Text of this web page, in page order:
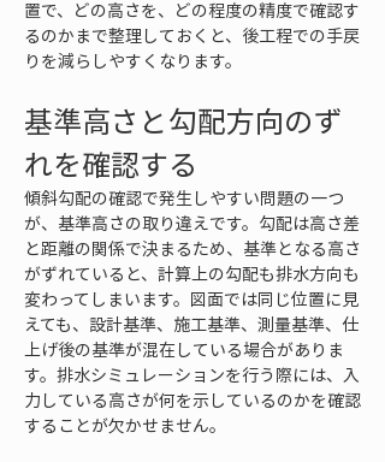
置で、どの高さを、どの程度の精度で確認す
るのかまで整理しておくと、後工程での手戻
りを減らしやすくなります。
基準高さと勾配方向のず
れを確認する
傾斜勾配の確認で発生しやすい問題の一つ
が、基準高さの取り違えです。勾配は高さ差
と距離の関係で決まるため、基準となる高さ
がずれていると、計算上の勾配も排水方向も
変わってしまいます。図面では同じ位置に見
えても、設計基準、施工基準、測量基準、仕
上げ後の基準が混在している場合がありま
す。排水シミュレーションを行う際には、入
力している高さが何を示しているのかを確認
することが欠かせません。